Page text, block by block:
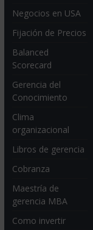
Negocios en USA
Fijación de Precios
Balanced
Scorecard
Gerencia del
Conocimiento
Clima
organizacional
Libros de gerencia
Cobranza
Maestría de
gerencia MBA
Como invertir